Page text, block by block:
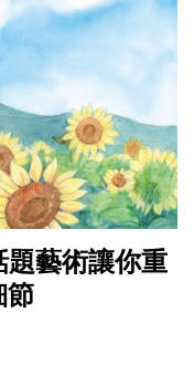
題藝術讓你重
節